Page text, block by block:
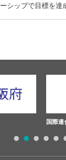
シップで目標を達
さ